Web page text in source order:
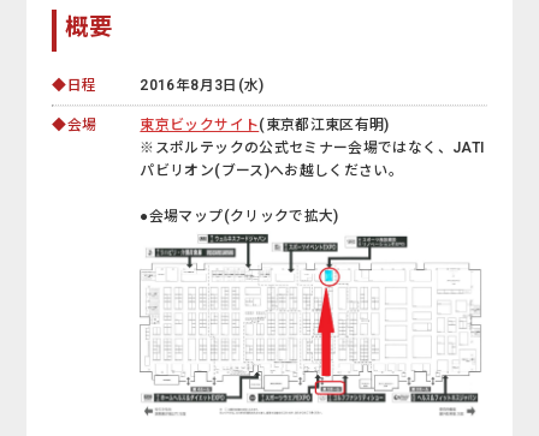
概要
◆日程 2016年8月3日(水)
◆会場 東京ビックサイト(東京都江東区有明)
※スポルテックの公式セミナー会場ではなく、JATI
パビリオン(ブース)へお越しください。
●会場マップ(クリックで拡大)